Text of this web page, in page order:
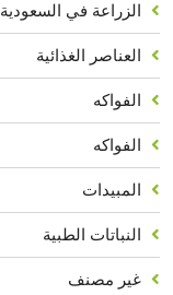
الزراعة في السعودية
العناصر الغذائية
الفواكه
الفواكه
المبيدات
النباتات الطبية
غير مصنف